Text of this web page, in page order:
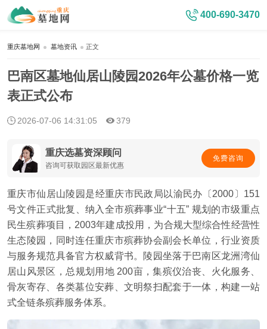
400-690-3470
重庆墓地网 墓地资讯 正文
巴南区墓地仙居山陵园2026年公墓价格一览
表正式公布
2026-07-06 14:31:05 379
重庆选墓资深顾问
咨询可获取园区最新优惠
免费咨询
重庆市仙居山陵园是经重庆市民政局以渝民办〔2000〕151
号文件正式批复、纳入全市殡葬事业“十五” 规划的市级重点
民生殡葬项目，2003年建成投用，为合规大型综合性经营性
生态陵园，同时连任重庆市殡葬协会副会长单位，行业资质
与服务规范具备官方权威背书。陵园坐落于巴南区龙洲湾仙
居山风景区，总规划用地 200亩，集殡仪治丧、火化服务、
骨灰寄存、各类墓位安葬、文明祭扫配套于一体，构建一站
式全链条殡葬服务体系。